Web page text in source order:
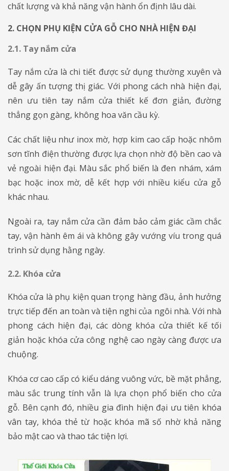
chất lượng và khả năng vận hành ổn định lâu dài.
2. CHỌN PHỤ KIỆN CỬA GỖ CHO NHÀ HIỆN ĐẠI
2.1. Tay nắm cửa
Tay nắm cửa là chi tiết được sử dụng thường xuyên và
dễ gây ấn tượng thị giác. Với phong cách nhà hiện đại,
nên ưu tiên tay nắm cửa thiết kế đơn giản, đường
thẳng gọn gàng, không hoa văn cầu kỳ.
Các chất liệu như inox mờ, hợp kim cao cấp hoặc nhôm
sơn tĩnh điện thường được lựa chọn nhờ độ bền cao và
vẻ ngoài hiện đại. Màu sắc phổ biến là đen nhám, xám
bạc hoặc inox mờ, dễ kết hợp với nhiều kiểu cửa gỗ
khác nhau.
Ngoài ra, tay nắm cửa cần đảm bảo cảm giác cầm chắc
tay, vận hành êm ái và không gây vướng víu trong quá
trình sử dụng hằng ngày.
2.2. Khóa cửa
​​​​​​​Khóa cửa là phụ kiện quan trọng hàng đầu, ảnh hưởng
trực tiếp đến an toàn và tiện nghi của ngôi nhà. Với nhà
phong cách hiện đại, các dòng khóa cửa thiết kế tối
giản hoặc khóa cửa công nghệ cao ngày càng được ưa
chuộng.
Khóa cơ cao cấp có kiểu dáng vuông vức, bề mặt phẳng,
màu sắc trung tính vẫn là lựa chọn phổ biến cho cửa
gỗ. Bên cạnh đó, nhiều gia đình hiện đại ưu tiên khóa
vân tay, khóa thẻ từ hoặc khóa mã số nhờ khả năng
bảo mật cao và thao tác tiện lợi.